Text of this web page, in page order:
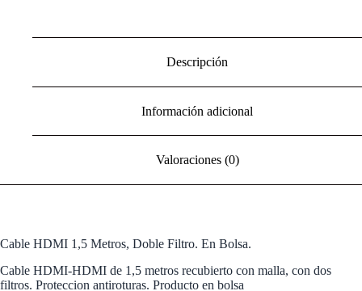
Descripción
Información adicional
Valoraciones (0)
Cable HDMI 1,5 Metros, Doble Filtro. En Bolsa.
Cable HDMI-HDMI de 1,5 metros recubierto con malla, con dos
filtros. Proteccion antiroturas. Producto en bolsa